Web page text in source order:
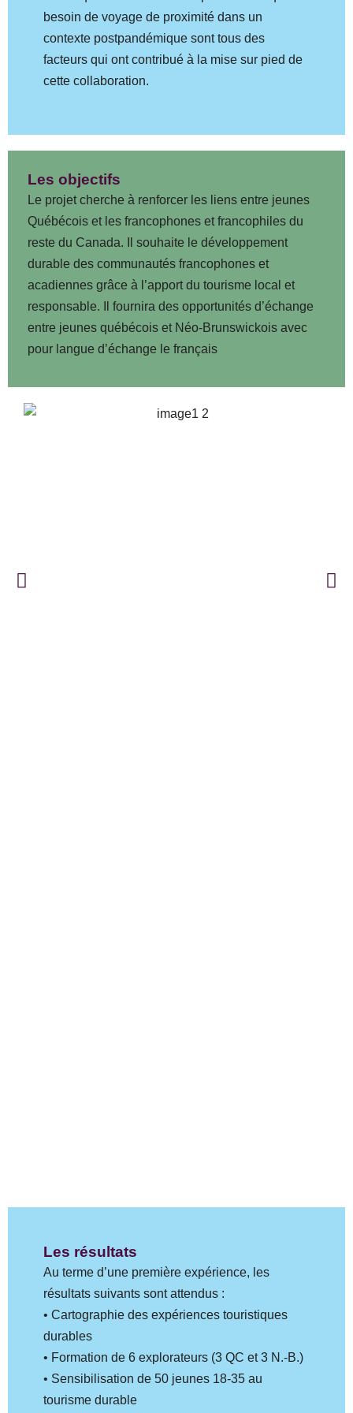
besoin de voyage de proximité dans un
contexte postpandémique sont tous des
facteurs qui ont contribué à la mise sur pied de
cette collaboration.
Les objectifs
Le projet cherche à renforcer les liens entre jeunes
Québécois et les francophones et francophiles du
reste du Canada. Il souhaite le développement
durable des communautés francophones et
acadiennes grâce à l’apport du tourisme local et
responsable. Il fournira des opportunités d’échange
entre jeunes québécois et Néo-Brunswickois avec
pour langue d’échange le français
Les résultats
Au terme d’une première expérience, les
résultats suivants sont attendus :
• Cartographie des expériences touristiques
durables
• Formation de 6 explorateurs (3 QC et 3 N.-B.)
• Sensibilisation de 50 jeunes 18-35 au
tourisme durable